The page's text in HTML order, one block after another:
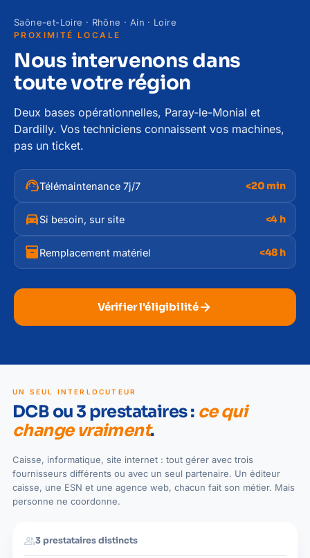
Saône-et-Loire · Rhône · Ain · Loire
PROXIMITÉ LOCALE
Nous intervenons dans
toute votre région
Deux bases opérationnelles, Paray-le-Monial et
Dardilly. Vos techniciens connaissent vos machines,
pas un ticket.
support_agentTélémaintenance 7j/7 <20 min
directions_carSi besoin, sur site <4 h
inventory_2Remplacement matériel <48 h
Vérifier l'éligibilitéarrow_forward
UN SEUL INTERLOCUTEUR
DCB ou 3 prestataires : ce qui
change vraiment.
Caisse, informatique, site internet : tout gérer avec trois
fournisseurs différents ou avec un seul partenaire. Un éditeur
caisse, une ESN et une agence web, chacun fait son métier. Mais
personne ne coordonne.
people3 prestataires distincts